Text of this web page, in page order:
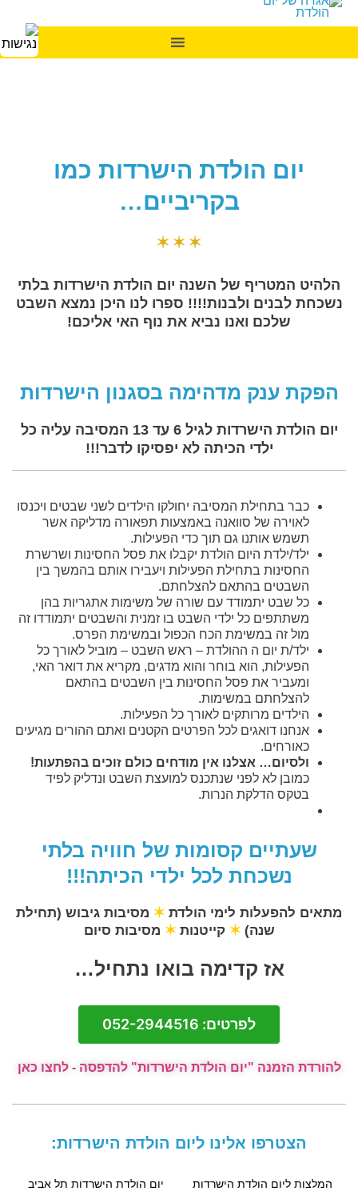
יום הולדת הישרדות כמו
בקריביים…
✶✶✶
הלהיט המטריף של השנה יום הולדת הישרדות בלתי
נשכחת לבנים ולבנות!!!! ספרו לנו היכן נמצא השבט
שלכם ואנו נביא את נוף האי אליכם!
הפקת ענק מדהימה בסגנון הישרדות
יום הולדת הישרדות לגיל 6 עד 13 המסיבה עליה כל
ילדי הכיתה לא יפסיקו לדבר!!!
כבר בתחילת המסיבה יחולקו הילדים לשני שבטים ויכנסו
לאוירה של סוואנה באמצעות תפאורה מדליקה אשר
תשמש אותנו גם תוך כדי הפעילות.
ילד/ילדת היום הולדת יקבלו את פסל החסינות ושרשרת
החסינות בתחילת הפעילות ויעבירו אותם בהמשך בין
השבטים בהתאם להצלחתם.
כל שבט יתמודד עם שורה של משימות אתגריות בהן
משתתפים כל ילדי השבט בו זמנית והשבטים יתמודדו זה
מול זה במשימת הכח הכפול ובמשימת הפרס.
ילד/ת יום ה ההולדת – ראש השבט – מוביל לאורך כל
הפעילות, הוא בוחר והוא מדגים, מקריא את דואר האי,
ומעביר את פסל החסינות בין השבטים בהתאם
להצלחתם במשימות.
הילדים מרותקים לאורך כל הפעילות.
אנחנו דואגים לכל הפרטים הקטנים ואתם ההורים מגיעים
כאורחים.
ולסיום… אצלנו אין מודחים כולם זוכים בהפתעות!
כמובן לא לפני שנתכנס למועצת השבט ונדליק לפיד
בטקס הדלקת הנרות.
שעתיים קסומות של חוויה בלתי
נשכחת לכל ילדי הכיתה!!!
מתאים להפעלות לימי הולדת ✶ מסיבות גיבוש (תחילת
שנה)✶ קייטנות✶ מסיבות סיום
אז קדימה בואו נתחיל…
לפרטים: 052-2944516
להורדת הזמנה "יום הולדת הישרדות" להדפסה - לחצו כאן
הצטרפו אלינו ליום הולדת הישרדות:
המלצות ליום הולדת הישרדות יום הולדת הישרדות תל אביב